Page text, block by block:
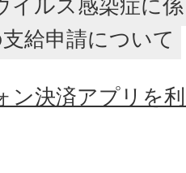
給申請について
ン決済アプリを